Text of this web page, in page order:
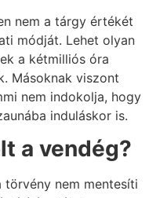
nem a tárgy értékét
módját. Lehet olyan
a kétmilliós óra
Másoknak viszont
nem indokolja, hogy
induláskor is.
a vendég?
törvény nem mentesíti